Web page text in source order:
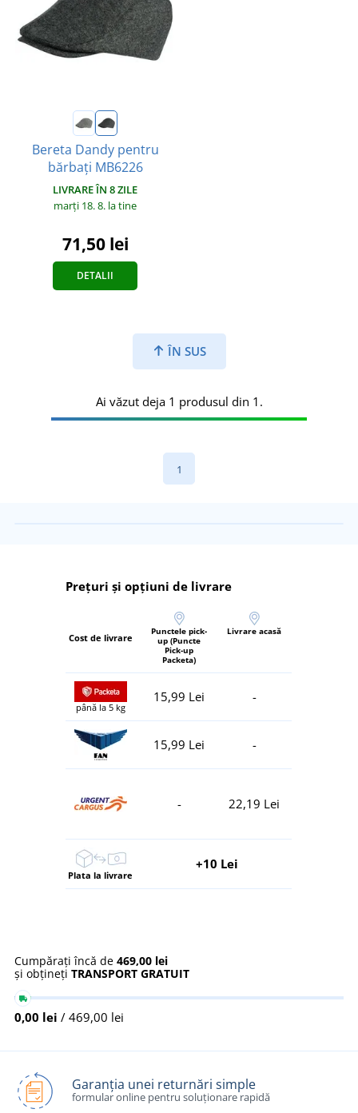
Bereta Dandy pentru
bărbați MB6226
LIVRARE ÎN 8 ZILE
marți 18. 8. la tine
71,50 lei
DETALII
ÎN SUS
Ai văzut deja 1 produsul din 1.
1
Prețuri și opțiuni de livrare
Cost de livrare
Punctele pick-
up (Puncte
Pick-up
Packeta)
Livrare acasă
până la 5 kg
15,99 Lei -
15,99 Lei -
- 22,19 Lei
Plata la livrare
+10 Lei
Cumpărați încă de 469,00 lei
și obțineți TRANSPORT GRATUIT
0,00 lei / 469,00 lei
Garanția unei returnări simple
formular online pentru soluționare rapidă